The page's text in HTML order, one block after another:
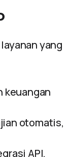
yang
keuangan
otomatis,
API,